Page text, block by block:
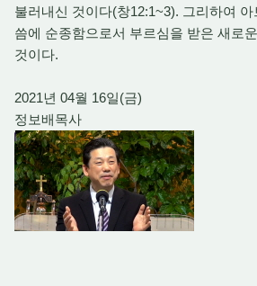
불러내신 것이다(창12:1~3). 그리하여
씀에 순종함으로서 부르심을 받은 새로
것이다.
2021년 04월 16일(금)
정보배목사